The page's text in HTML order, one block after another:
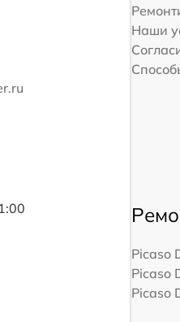
Наши
Picaso
Picaso
Picaso